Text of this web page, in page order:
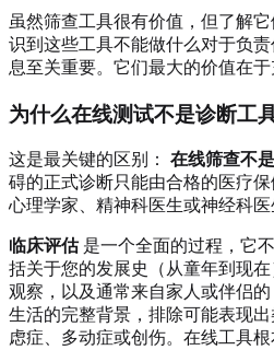
虽然筛查工具很有价值，但了解
识到这些工具不能做什么对于负
息至关重要。它们最大的价值在于
为什么在线测试不是诊断工
这是最关键的区别： 在线筛查不
碍的正式诊断只能由合格的医疗
心理学家、精神科医生或神经科医
临床评估是一个全面的过程，它
括关于您的发展史（从童年到现
观察，以及通常来自家人或伴侣的
生活的完整背景，排除可能表现
虑症、多动症或创伤。在线工具